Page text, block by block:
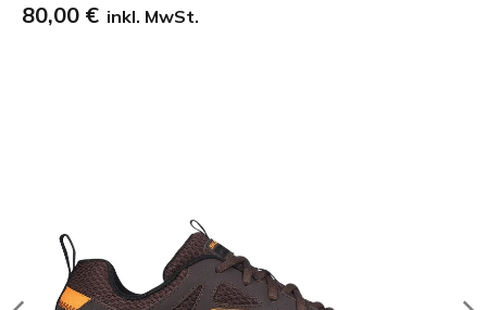
80,00 € inkl. MwSt.